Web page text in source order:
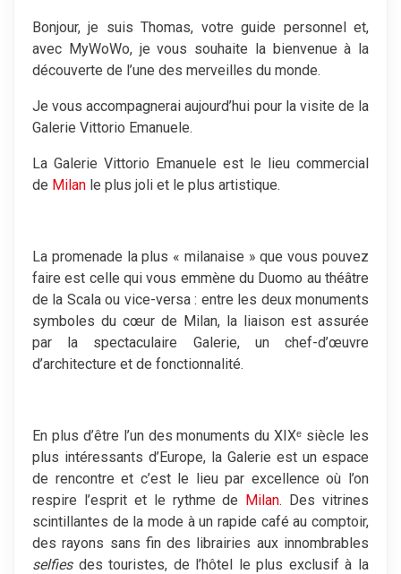
Bonjour, je suis Thomas, votre guide personnel et,
avec MyWoWo, je vous souhaite la bienvenue à la
découverte de l’une des merveilles du monde.
Je vous accompagnerai aujourd’hui pour la visite de la
Galerie Vittorio Emanuele.
La Galerie Vittorio Emanuele est le lieu commercial
de Milan le plus joli et le plus artistique.
La promenade la plus « milanaise » que vous pouvez
faire est celle qui vous emmène du Duomo au théâtre
de la Scala ou vice-versa : entre les deux monuments
symboles du cœur de Milan, la liaison est assurée
par la spectaculaire Galerie, un chef-d’œuvre
d’architecture et de fonctionnalité.
En plus d’être l’un des monuments du XIXᵉ siècle les
plus intéressants d’Europe, la Galerie est un espace
de rencontre et c’est le lieu par excellence où l’on
respire l’esprit et le rythme de Milan. Des vitrines
scintillantes de la mode à un rapide café au comptoir,
des rayons sans fin des librairies aux innombrables
selfiesdes touristes, de l’hôtel le plus exclusif à la